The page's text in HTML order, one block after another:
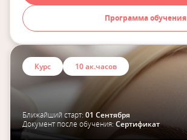
Программа обучения
Курс 10 ак.часов
Ближайший старт: 01 Сентября
Документ после обучения: Сертификат